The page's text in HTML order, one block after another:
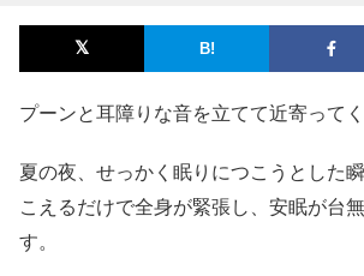
プーンと耳障りな音を立てて近寄ってく
夏の夜、せっかく眠りにつこうとした
こえるだけで全身が緊張し、安眠が台
す。